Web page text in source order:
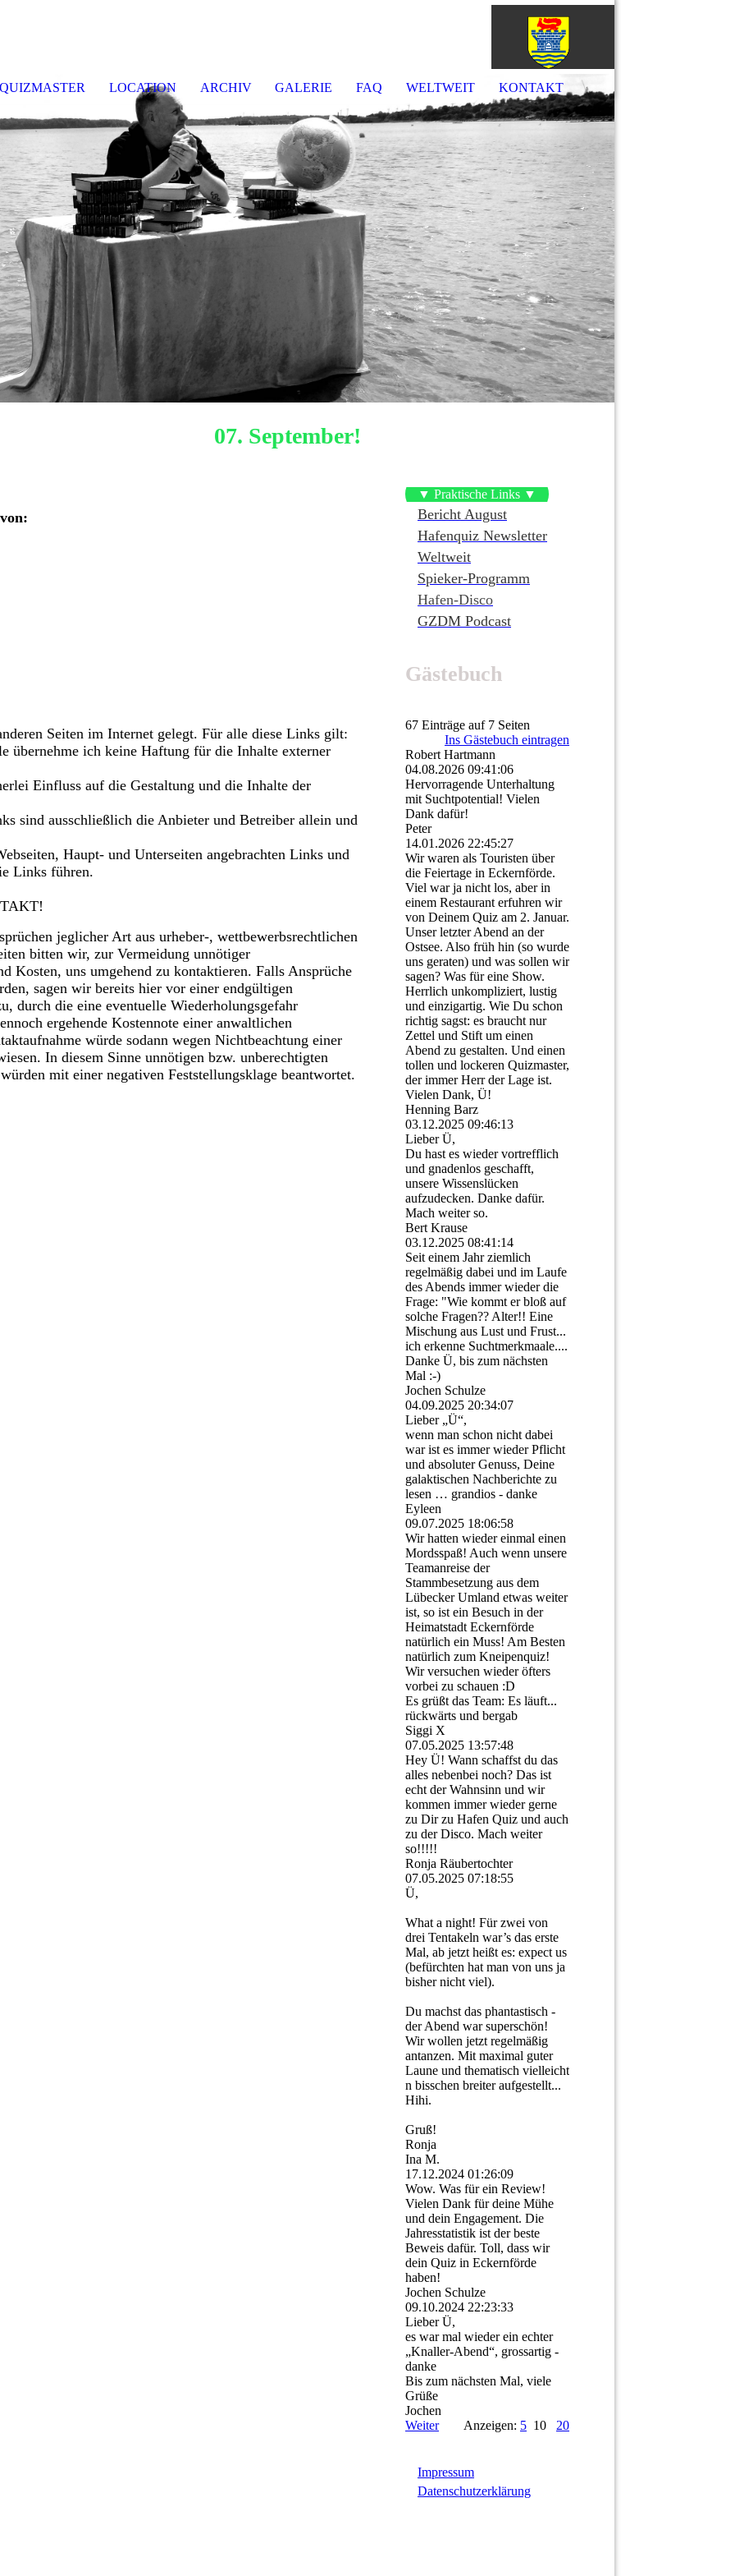
QUIZMASTER LOCATION ARCHIV GALERIE FAQ WELTWEIT KONTAKT
07. September!
Seiten im Internet gelegt. Für alle diese Links gilt:
übernehme ich keine Haftung für die Inhalte externer
Einfluss auf die Gestaltung und die Inhalte der
sind ausschließlich die Anbieter und Betreiber allein und
Haupt- und Unterseiten angebrachten Links und
Links führen.
jeglicher Art aus urheber-, wettbewerbsrechtlichen
bitten wir, zur Vermeidung unnötiger
Kosten, uns umgehend zu kontaktieren. Falls Ansprüche
sagen wir bereits hier vor einer endgültigen
durch die eine eventuelle Wiederholungsgefahr
ergehende Kostennote einer anwaltlichen
würde sodann wegen Nichtbeachtung einer
In diesem Sinne unnötigen bzw. unberechtigten
mit einer negativen Feststellungsklage beantwortet.
▼ Praktische Links ▼
Bericht August
Hafenquiz Newsletter
Weltweit
Spieker-Programm
Hafen-Disco
GZDM Podcast
Gästebuch
67 Einträge auf 7 Seiten
Ins Gästebuch eintragen
Robert Hartmann
04.08.2026 09:41:06
Hervorragende Unterhaltung
mit Suchtpotential! Vielen
Dank dafür!
Peter
14.01.2026 22:45:27
Wir waren als Touristen über
die Feiertage in Eckernförde.
Viel war ja nicht los, aber in
einem Restaurant erfuhren wir
von Deinem Quiz am 2. Januar.
Unser letzter Abend an der
Ostsee. Also früh hin (so wurde
uns geraten) und was sollen wir
sagen? Was für eine Show.
Herrlich unkompliziert, lustig
und einzigartig. Wie Du schon
richtig sagst: es braucht nur
Zettel und Stift um einen
Abend zu gestalten. Und einen
tollen und lockeren Quizmaster,
der immer Herr der Lage ist.
Vielen Dank, Ü!
Henning Barz
03.12.2025 09:46:13
Lieber Ü,
Du hast es wieder vortrefflich
und gnadenlos geschafft,
unsere Wissenslücken
aufzudecken. Danke dafür.
Mach weiter so.
Bert Krause
03.12.2025 08:41:14
Seit einem Jahr ziemlich
regelmäßig dabei und im Laufe
des Abends immer wieder die
Frage: "Wie kommt er bloß auf
solche Fragen?? Alter!! Eine
Mischung aus Lust und Frust...
ich erkenne Suchtmerkmaale....
Danke Ü, bis zum nächsten
Mal :-)
Jochen Schulze
04.09.2025 20:34:07
Lieber „Ü“,
wenn man schon nicht dabei
war ist es immer wieder Pflicht
und absoluter Genuss, Deine
galaktischen Nachberichte zu
lesen … grandios - danke
Eyleen
09.07.2025 18:06:58
Wir hatten wieder einmal einen
Mordsspaß! Auch wenn unsere
Teamanreise der
Stammbesetzung aus dem
Lübecker Umland etwas weiter
ist, so ist ein Besuch in der
Heimatstadt Eckernförde
natürlich ein Muss! Am Besten
natürlich zum Kneipenquiz!
Wir versuchen wieder öfters
vorbei zu schauen :D
Es grüßt das Team: Es läuft...
rückwärts und bergab
Siggi X
07.05.2025 13:57:48
Hey Ü! Wann schaffst du das
alles nebenbei noch? Das ist
echt der Wahnsinn und wir
kommen immer wieder gerne
zu Dir zu Hafen Quiz und auch
zu der Disco. Mach weiter
so!!!!!
Ronja Räubertochter
07.05.2025 07:18:55
Ü,
What a night! Für zwei von
drei Tentakeln war’s das erste
Mal, ab jetzt heißt es: expect us
(befürchten hat man von uns ja
bisher nicht viel).
Du machst das phantastisch -
der Abend war superschön!
Wir wollen jetzt regelmäßig
antanzen. Mit maximal guter
Laune und thematisch vielleicht
n bisschen breiter aufgestellt...
Hihi.
Gruß!
Ronja
Ina M.
17.12.2024 01:26:09
Wow. Was für ein Review!
Vielen Dank für deine Mühe
und dein Engagement. Die
Jahresstatistik ist der beste
Beweis dafür. Toll, dass wir
dein Quiz in Eckernförde
haben!
Jochen Schulze
09.10.2024 22:23:33
Lieber Ü,
es war mal wieder ein echter
„Knaller-Abend“, grossartig -
danke
Bis zum nächsten Mal, viele
Grüße
Jochen
Weiter
Anzeigen: 5 10 20
Impressum
Datenschutzerklärung